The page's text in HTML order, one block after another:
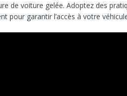
de voiture gelée. Adoptez des
pour garantir l’accès à votre